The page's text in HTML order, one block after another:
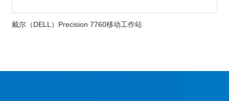
戴尔（DELL）Precision 7760移动工作站